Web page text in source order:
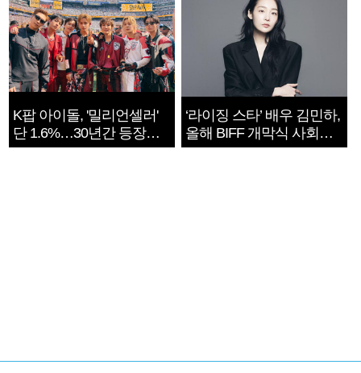
K팝 아이돌, '밀리언셀러'
단 1.6%…30년간 등장
1182개팀 전수조사
‘라이징 스타’ 배우 김민하,
올해 BIFF 개막식 사회자
확정